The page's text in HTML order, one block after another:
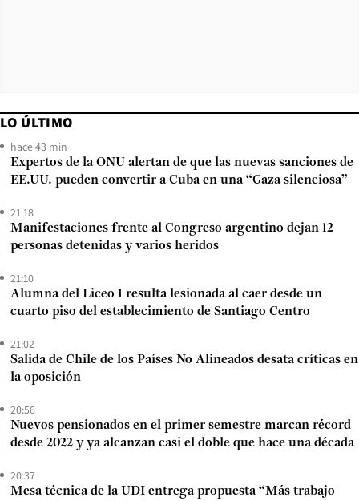
LO ÚLTIMO
hace 43 min
Expertos de la ONU alertan de que las nuevas sanciones de
EE.UU. pueden convertir a Cuba en una “Gaza silenciosa”
21:18
Manifestaciones frente al Congreso argentino dejan 12
personas detenidas y varios heridos
21:10
Alumna del Liceo 1 resulta lesionada al caer desde un
cuarto piso del establecimiento de Santiago Centro
21:02
Salida de Chile de los Países No Alineados desata críticas en
la oposición
20:56
Nuevos pensionados en el primer semestre marcan récord
desde 2022 y ya alcanzan casi el doble que hace una década
20:37
Mesa técnica de la UDI entrega propuesta “Más trabajo